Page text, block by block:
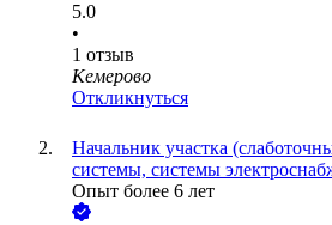
5.0
•
1 отзыв
Кемерово
Откликнуться
Начальник участка
системы, системы
Опыт более 6 лет